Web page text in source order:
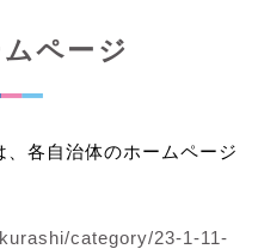
ページ
各自治体のホームページ
category/23-1-11-